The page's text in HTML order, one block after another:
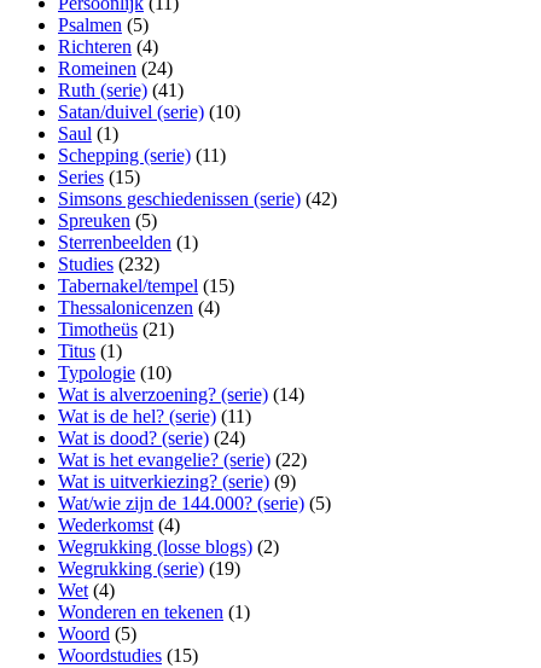
Psalmen (5)
Richteren (4)
Romeinen (24)
Ruth (serie) (41)
Satan/duivel (serie) (10)
Saul (1)
Schepping (serie) (11)
Series (15)
Simsons geschiedenissen (serie) (42)
Spreuken (5)
Sterrenbeelden (1)
Studies (232)
Tabernakel/tempel (15)
Thessalonicenzen (4)
Timotheüs (21)
Titus (1)
Typologie (10)
Wat is alverzoening? (serie) (14)
Wat is de hel? (serie) (11)
Wat is dood? (serie) (24)
Wat is het evangelie? (serie) (22)
Wat is uitverkiezing? (serie) (9)
Wat/wie zijn de 144.000? (serie) (5)
Wederkomst (4)
Wegrukking (losse blogs) (2)
Wegrukking (serie) (19)
Wet (4)
Wonderen en tekenen (1)
Woord (5)
Woordstudies (15)